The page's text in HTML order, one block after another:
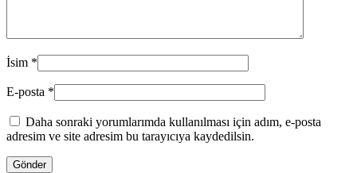
İsim *
E-posta *
Daha sonraki yorumlarımda kullanılması için adım, e-posta
adresim ve site adresim bu tarayıcıya kaydedilsin.